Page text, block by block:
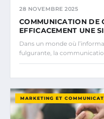
28 NOVEMBRE 2025
COMMUNICATION DE
EFFICACEMENT UNE
Dans un monde où
fulgurante, la
MARKETING ET